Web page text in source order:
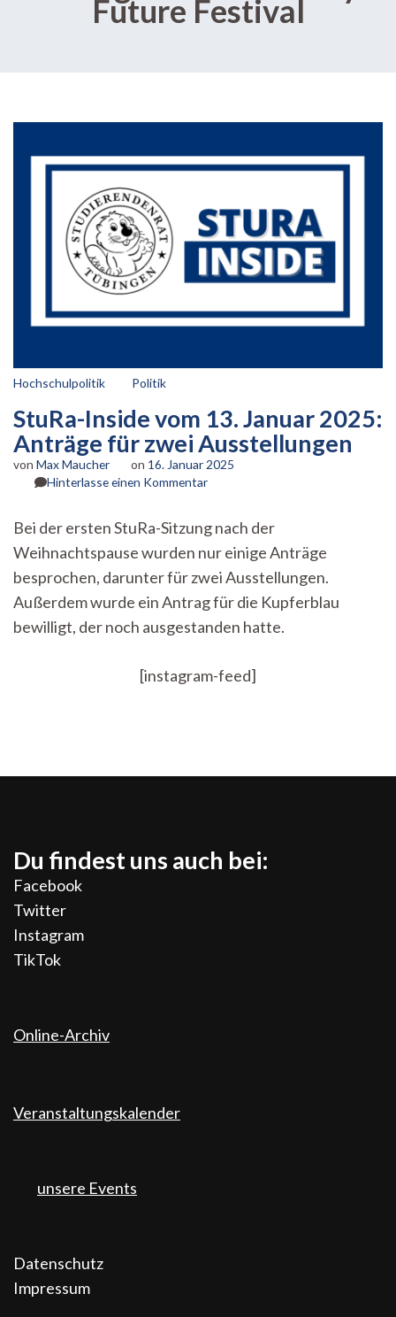
Future Festival
Hochschulpolitik Politik
StuRa-Inside vom 13. Januar 2025:
Anträge für zwei Ausstellungen
von Max Maucher on 16. Januar 2025
Hinterlasse einen Kommentarzu
vom
13.
Januar
2025:
Anträge
für
Bei der ersten StuRa-Sitzung nach der
Weihnachtspause wurden nur einige Anträge
besprochen, darunter für zwei Ausstellungen.
Außerdem wurde ein Antrag für die Kupferblau
bewilligt, der noch ausgestanden hatte.
[instagram-feed]
Du findest uns auch bei:
Facebook
Twitter
Instagram
TikTok
Online-Archiv
Veranstaltungskalender
unsere Events
Datenschutz
Impressum